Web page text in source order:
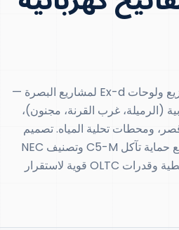
تورّد ETS محوّلات قدرة وتوزيع ولوحات Ex-d لمشاريع البصرة —
(الرميلة، غرب القرنة، مجنون)،
ومحطات تحلية المياه. تصميم
IEC 60076 مهيأ لـ 55°م مع حماية تآكل C5-M وتصنيف NEC
Class I Div 2 للمناطق النفطية وقدرات OLTC قوية لاستقرار